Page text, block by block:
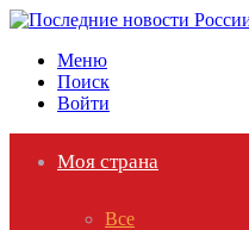
Меню
Поиск
Войти
Моя страна
Все